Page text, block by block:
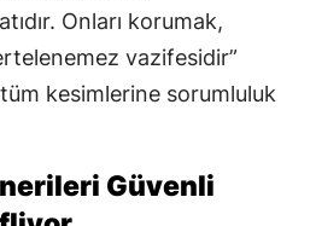
Onları korumak,
vazifesidir”
kesimlerine sorumluluk
Güvenli